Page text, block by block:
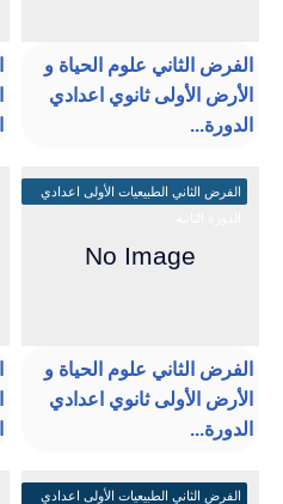
الفرض الثاني علوم الحياة و
الأرض الأولى ثانوي اعدادي
الدورة...
الفرض الثاني الطبيعيات الأولى اعدادي
الفرض الثاني علوم الحياة و
الأرض الأولى ثانوي اعدادي
الدورة...
الفرض الثاني الطبيعيات الأولى اعدادي